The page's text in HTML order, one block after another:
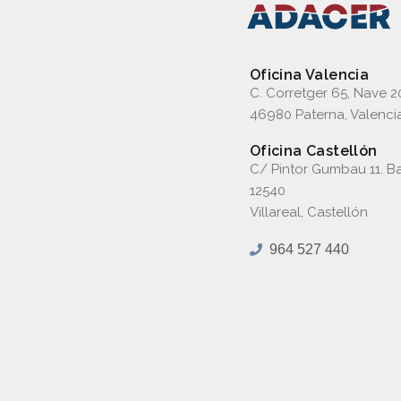
Oficina Valencia
C. Corretger 65, Nave
46980 Paterna,
Oficina Castellón
C/ Pintor Gumbau 11.
12540
Villareal, Castellón
964 527 440